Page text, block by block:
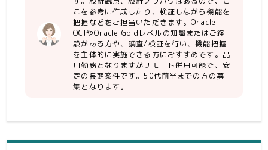
が正しくできる
・ノウハウを他者に正確に共有できる
【尚可】
・エンドユーザー向けの報告ができる。
こを参考に作成したり、検証しながら機能を
把握などをご担当いただきます。Oracle
OCIやOracle Goldレベルの知識またはご経
験がある方や、調査/検証を行い、機能把握
を主体的に実施できる方におすすめです。品
川勤務となりますがリモート併用可能で、安
定の長期案件です。50代前半までの方の募
集となります。